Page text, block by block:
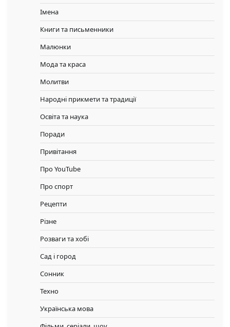
Імена
Книги та письменники
Малюнки
Мода та краса
Молитви
Народні прикмети та традиції
Освіта та наука
Поради
Привітання
Про YouTube
Про спорт
Рецепти
Різне
Розваги та хобі
Сад і город
Сонник
Техно
Українська мова